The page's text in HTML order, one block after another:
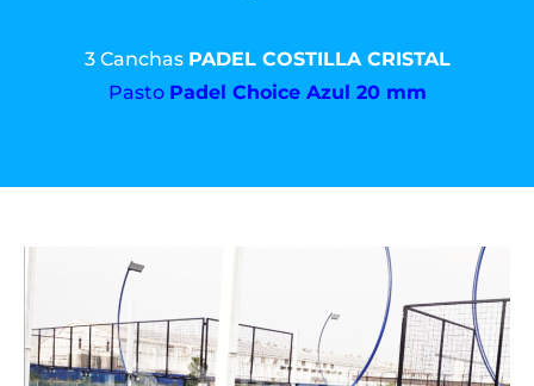
3 Canchas PADEL COSTILLA CRISTAL
Pasto Padel Choice Azul 20 mm